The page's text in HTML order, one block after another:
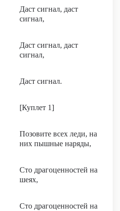
Даст сигнал, даст
сигнал,
Даст сигнал, даст
сигнал,
Даст сигнал.
[Куплет 1]
Позовите всех леди, на
них пышные наряды,
Сто драгоценностей на
шеях,
Сто драгоценностей на